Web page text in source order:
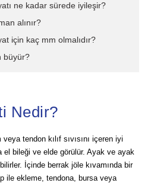
ne kadar sürede iyileşir?
alınır?
için kaç mm olmalıdır?
büyür?
Nedir?
tendon kılıf sıvısını içeren iyi
el bileği ve elde görülür. Ayak ve ayak
İçinde berrak jöle kıvamında bir
ile ekleme, tendona, bursa veya